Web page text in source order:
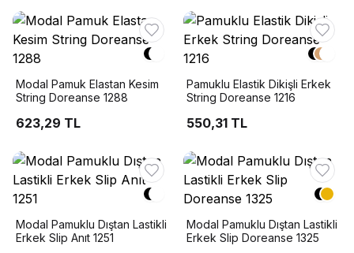
Modal Pamuk Elastan Kesim
String Doreanse 1288
623,29 TL
Pamuklu Elastik Dikişli Erkek
String Doreanse 1216
550,31 TL
Modal Pamuklu Dıştan Lastikli
Erkek Slip Anıt 1251
Modal Pamuklu Dıştan Lastikli
Erkek Slip Doreanse 1325